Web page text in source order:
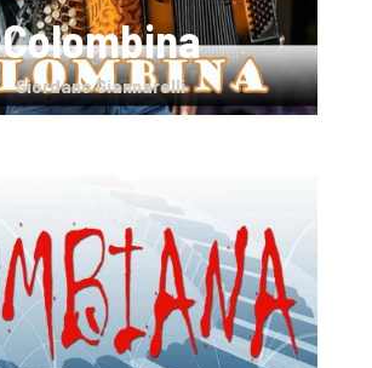
Colombina
Giordano Giannarelli